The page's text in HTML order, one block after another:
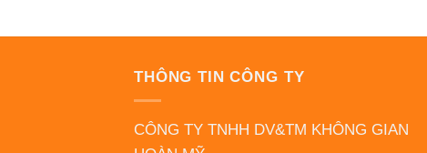
THÔNG TIN CÔNG TY
CÔNG TY TNHH DV&TM KHÔNG GIAN